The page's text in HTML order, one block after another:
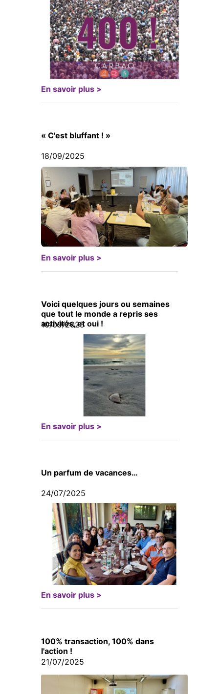
En savoir plus >
« C'est bluffant ! »
18/09/2025
En savoir plus >
Voici quelques jours ou semaines
que tout le monde a repris ses
activités, et oui !
10/09/2025
En savoir plus >
Un parfum de vacances…
24/07/2025
En savoir plus >
100% transaction, 100% dans
l'action !
21/07/2025